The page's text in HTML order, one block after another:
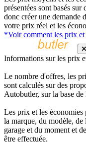
présentées sont basés
donc créer une demande
votre prix réel et les
*Voir comment les prix et
Informations sur les prix
Le nombre d'offres, les
sont calculés sur des
Autobutler, sur la base
Les prix et les
la marque, du modèle,
garage et du moment et
être effectuée.